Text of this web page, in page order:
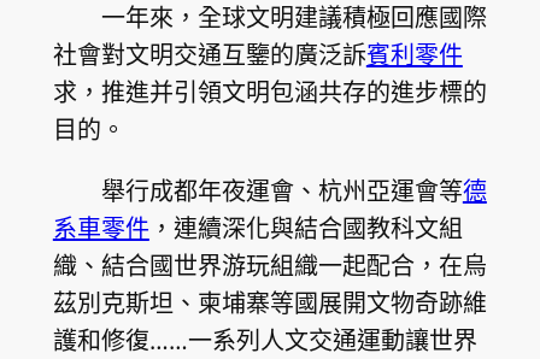
一年來，全球文明建議積極回應國際
社會對文明交通互鑒的廣泛訴賓利零件
求，推進并引領文明包涵共存的進步標的
目的。
舉行成都年夜運會、杭州亞運會等德
系車零件 ，連續深化與結合國教科文組
織、結合國世界游玩組織一起配合，在烏
茲別克斯坦、柬埔寨等國展開文物奇跡維
護和修復……一系列人文交通運動讓世界